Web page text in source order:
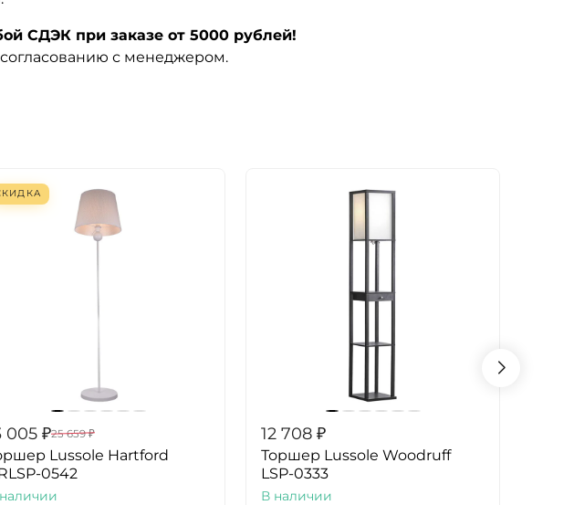
СДЭК при заказе от 5000 рублей!
с менеджером.
005 ₽25 659 ₽
Lussole Hartford
0542
12 708 ₽
Торшер Lussole Woodruff
LSP-0333
В наличии